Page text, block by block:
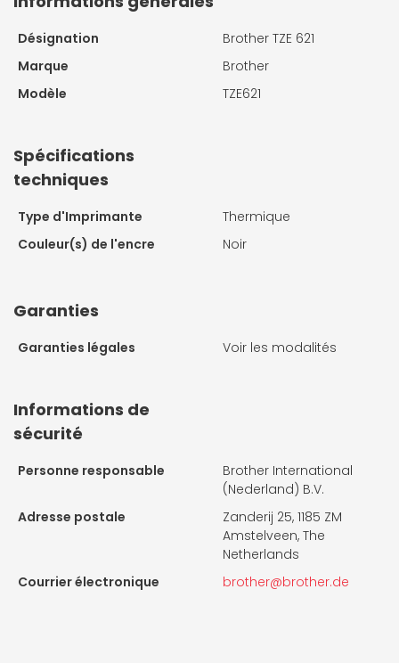
Désignation
Brother TZE 621
Marque
Brother
Modèle
TZE621
Spécifications
techniques
Type d'Imprimante
Thermique
Couleur(s) de l'encre
Noir
Garanties
Garanties légales Voir les modalités
Informations de
sécurité
Personne responsable
Brother International
(Nederland) B.V.
Adresse postale
Zanderij 25, 1185 ZM
Amstelveen, The
Netherlands
Courrier électronique
brother@brother.de